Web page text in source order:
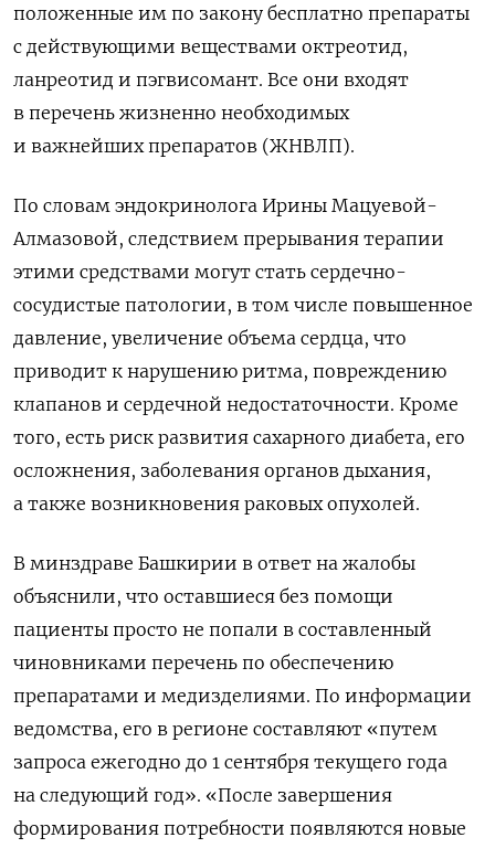
положенные им по закону бесплатно препараты
с действующими веществами октреотид,
ланреотид и пэгвисомант. Все они входят
в перечень жизненно необходимых
и важнейших препаратов (ЖНВЛП).
По словам эндокринолога Ирины Мацуевой-
Алмазовой, следствием прерывания терапии
этими средствами могут стать сердечно-
сосудистые патологии, в том числе повышенное
давление, увеличение объема сердца, что
приводит к нарушению ритма, повреждению
клапанов и сердечной недостаточности. Кроме
того, есть риск развития сахарного диабета, его
осложнения, заболевания органов дыхания,
а также возникновения раковых опухолей.
В минздраве Башкирии в ответ на жалобы
объяснили, что оставшиеся без помощи
пациенты просто не попали в составленный
чиновниками перечень по обеспечению
препаратами и медизделиями. По информации
ведомства, его в регионе составляют «путем
запроса ежегодно до 1 сентября текущего года
на следующий год». «После завершения
формирования потребности появляются новые